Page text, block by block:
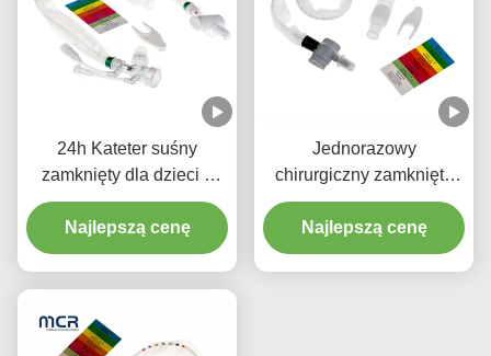
24h Kateter suśny
zamknięty dla dzieci z
trzema złączami Y-piece
Najlepszą cenę
Jednorazowy
chirurgiczny zamknięty
układ ssania
noworodki/pediatria-
łokcie
Najlepszą cenę